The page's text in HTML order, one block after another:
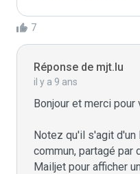
7
Réponse de mjt.lu
il y a 9 ans
Bonjour et merci
Notez qu'il s'agit d'un
commun, partagé par
Mailjet pour afficher